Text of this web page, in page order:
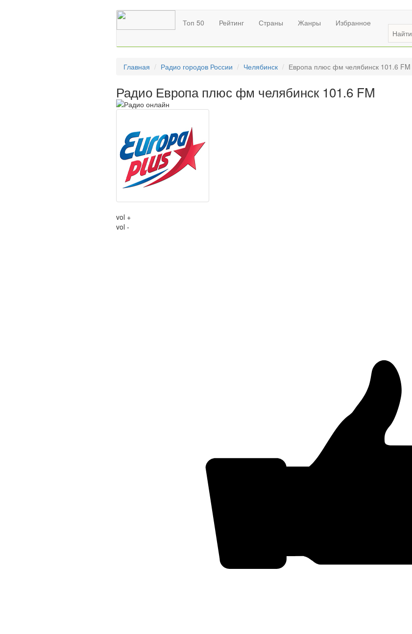
Топ 50 Рейтинг Страны Жанры Избранное
Главная Радио городов России Челябинск Европа плюс фм челябинск 101.6 FM
Радио Европа плюс фм челябинск 101.6 FM
vol +
vol -